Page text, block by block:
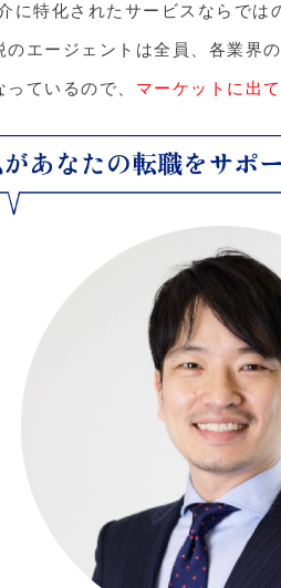
に特化されたサービスならでは
のエージェントは全員、各業界
ているので、 マーケットに出